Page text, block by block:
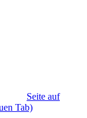
Seite auf
Tab)